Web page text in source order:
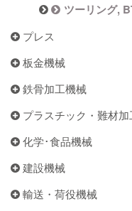
ツーリング,
プレス
板金機械
鉄骨加工機械
プラスチック・難材
化学･食品機械
建設機械
輸送・荷役機械